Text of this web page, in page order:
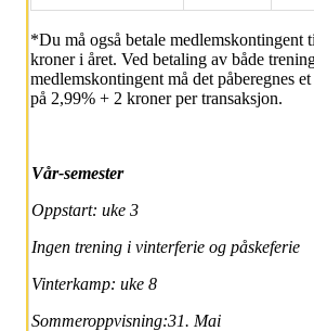
*Du må også betale medlemskontingent
kroner i året. Ved betaling av både
medlemskontingent må det påberegnes
på 2,99% + 2 kroner per transaksjon.
Vår-semester
Oppstart: uke 3
Ingen trening i vinterferie og påskeferie
Vinterkamp: uke 8
Sommeroppvisning:31. Mai